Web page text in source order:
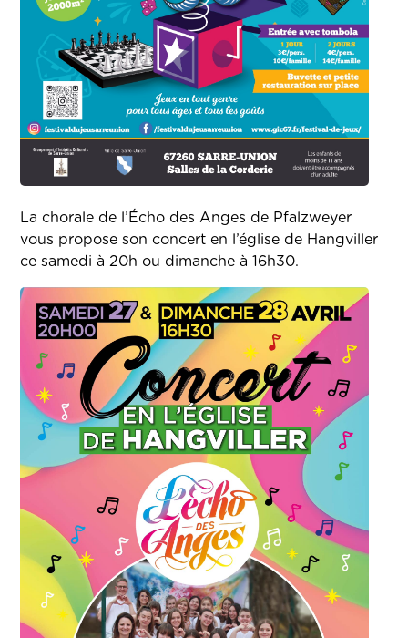
La chorale de l’Écho des Anges de Pfalzweyer
vous propose son concert en l’église de Hangviller
ce samedi à 20h ou dimanche à 16h30.